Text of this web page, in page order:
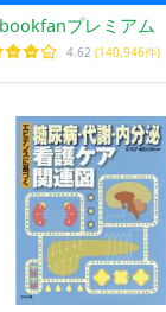
bookfanプレミアム
4.62 (140,946件)